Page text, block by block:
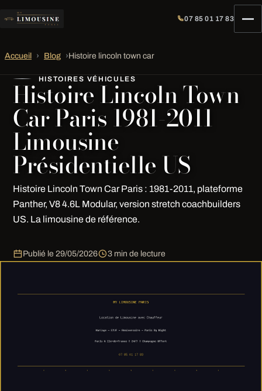
07 85 01 17 83
Accueil › Blog ›Histoire lincoln town car
HISTOIRES VÉHICULES
Histoire Lincoln Town
Car Paris 1981-2011
Limousine
Présidentielle US
Histoire Lincoln Town Car Paris : 1981-2011, plateforme
Panther, V8 4.6L Modular, version stretch coachbuilders
US. La limousine de référence.
Publié le 29/05/2026 3 min de lecture